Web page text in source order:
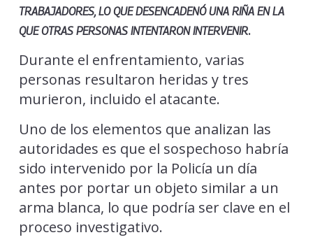
TRABAJADORES, LO QUE DESENCADENÓ UNA RIÑA EN LA
QUE OTRAS PERSONAS INTENTARON INTERVENIR.
Durante el enfrentamiento, varias
personas resultaron heridas y tres
murieron, incluido el atacante.
Uno de los elementos que analizan las
autoridades es que el sospechoso habría
sido intervenido por la Policía un día
antes por portar un objeto similar a un
arma blanca, lo que podría ser clave en el
proceso investigativo.